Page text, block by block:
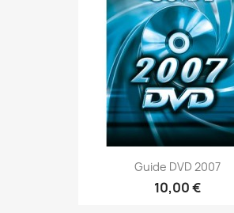
Guide DVD 2007
10,00 €